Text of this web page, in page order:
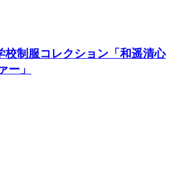
校制服コレクション「和遥清心
ー」